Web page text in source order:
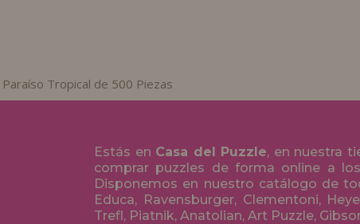
Tropical de 500 Piezas
Estás en Casa del Puzzle, en nuestra
comprar puzzles de forma online a
Disponemos en nuestro catálogo de
Educa, Ravensburger, Clementoni,
Trefl, Piatnik, Anatolian, Art Puzzle,